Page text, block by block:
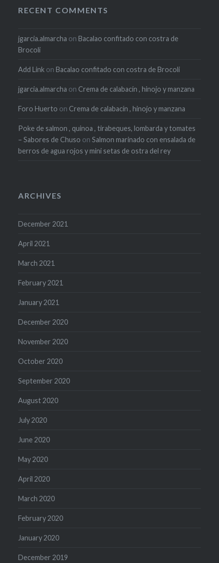
RECENT COMMENTS
jgarcia.almarcha onBacalao confitado con costra de
Brocoli
Add Link onBacalao confitado con costra de Brocoli
jgarcia.almarcha on Crema de calabacín , hinojo y manzana
Foro Huerto on Crema de calabacín , hinojo y manzana
Poke de salmon , quinoa , tirabeques, lombarda y tomates
– Sabores de Chuso onSalmon marinado con ensalada de
berros de agua rojos y mini setas de ostra del rey
ARCHIVES
December 2021
April 2021
March 2021
February 2021
January 2021
December 2020
November 2020
October 2020
September 2020
August 2020
July 2020
June 2020
May 2020
April 2020
March 2020
February 2020
January 2020
December 2019